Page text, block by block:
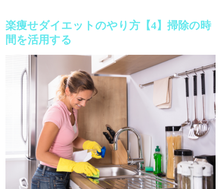
楽痩せダイエットのやり方【4】掃除の時
間を活用する